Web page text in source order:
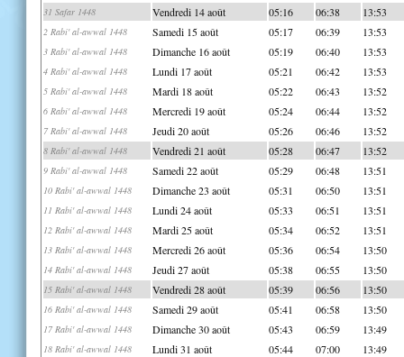
31 Safar 1448 Vendredi 14 août 05:16 06:38 13:53
2 Rabi' al-awwal 1448 Samedi 15 août 05:17 06:39 13:53
3 Rabi' al-awwal 1448 Dimanche 16 août 05:19 06:40 13:53
4 Rabi' al-awwal 1448 Lundi 17 août 05:21 06:42 13:53
5 Rabi' al-awwal 1448 Mardi 18 août 05:22 06:43 13:52
6 Rabi' al-awwal 1448 Mercredi 19 août 05:24 06:44 13:52
7 Rabi' al-awwal 1448 Jeudi 20 août 05:26 06:46 13:52
8 Rabi' al-awwal 1448 Vendredi 21 août 05:28 06:47 13:52
9 Rabi' al-awwal 1448 Samedi 22 août 05:29 06:48 13:51
10 Rabi' al-awwal 1448 Dimanche 23 août 05:31 06:50 13:51
11 Rabi' al-awwal 1448 Lundi 24 août 05:33 06:51 13:51
12 Rabi' al-awwal 1448 Mardi 25 août 05:34 06:52 13:51
13 Rabi' al-awwal 1448 Mercredi 26 août 05:36 06:54 13:50
14 Rabi' al-awwal 1448 Jeudi 27 août 05:38 06:55 13:50
15 Rabi' al-awwal 1448 Vendredi 28 août 05:39 06:56 13:50
16 Rabi' al-awwal 1448 Samedi 29 août 05:41 06:58 13:50
17 Rabi' al-awwal 1448 Dimanche 30 août 05:43 06:59 13:49
18 Rabi' al-awwal 1448 Lundi 31 août 05:44 07:00 13:49